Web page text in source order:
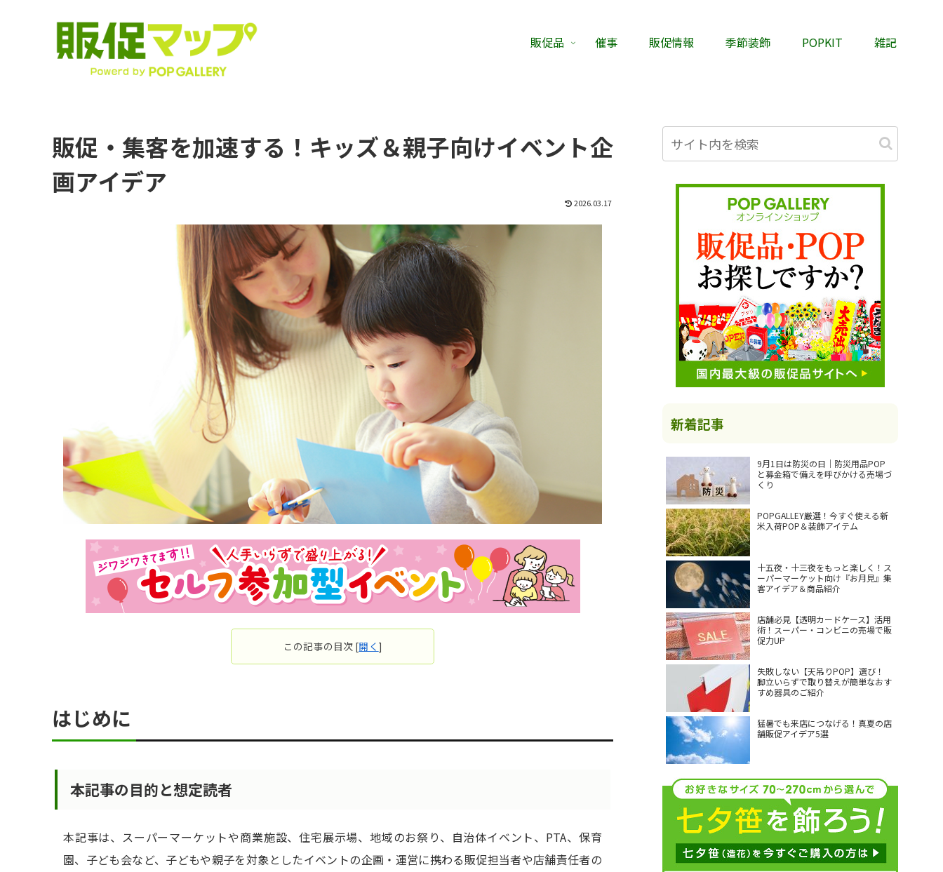
販促品 催事 販促情報 季節装飾 POPKIT 雑記
販促・集客を加速する！キッズ＆親子向けイベント企
画アイデア
2026.03.17
この記事の目次 [開く ]
はじめに
本記事の目的と想定読者
本記事は、スーパーマーケットや商業施設、住宅展示場、地域のお祭り、自治体イベント、PTA、保育
園、子ども会など、子どもや親子を対象としたイベントの企画・運営に携わる販促担当者や店舗責任者の
新着記事
9月1日は防災の日｜防災用品POP
と募金箱で備えを呼びかける売場づ
くり
POPGALLEY厳選！今すぐ使える新
米入荷POP＆装飾アイテム
十五夜・十三夜をもっと楽しく！ス
ーパーマーケット向け『お月見』集
客アイデア＆商品紹介
店舗必見【透明カードケース】活用
術！スーパー・コンビニの売場で販
促力UP
失敗しない【天吊りPOP】選び！
脚立いらずで取り替えが簡単なおす
すめ器具のご紹介
猛暑でも来店につなげる！真夏の店
舗販促アイデア5選